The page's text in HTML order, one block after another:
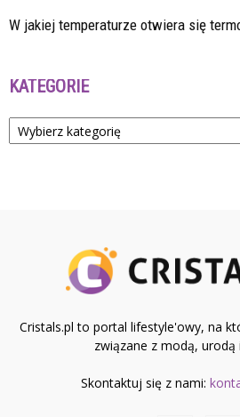
W jakiej temperaturze otwiera się
KATEGORIE
Kategorie
Cristals.pl to portal lifestyle'owy, na
związane z modą, urodą
Skontaktuj się z nami: